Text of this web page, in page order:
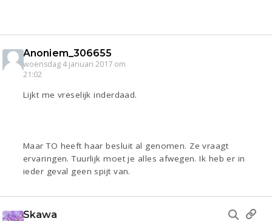
Anoniem_306655
woensdag 4 januari 2017 om
21:02
Lijkt me vreselijk inderdaad.
Maar TO heeft haar besluit al genomen. Ze vraagt
ervaringen. Tuurlijk moet je alles afwegen. Ik heb er in
ieder geval geen spijt van.
Skawa